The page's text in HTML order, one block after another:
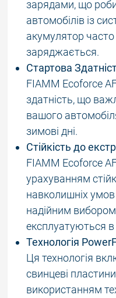
зарядами, що
автомобілів із
акумулятор
заряджається.
Стартова
FIAMM Ecoforce
здатність, що
вашого
зимові дні.
Стійкість до
FIAMM Ecoforce
урахуванням
навколишніх умов
надійним вибором
експлуатуються
Технологія
Ця технологія
свинцеві
використанням